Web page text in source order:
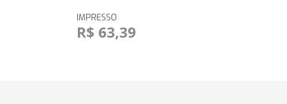
IMPRESSO
R$ 63,39